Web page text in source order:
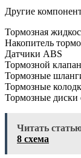
Другие
Тормозная
Накопитель
Датчики ABS
Тормозной клапан
Тормозные
Тормозные
Тормозные диски
Читать
8 схема